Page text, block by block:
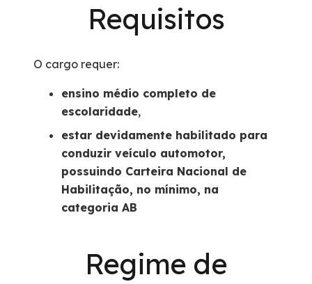
Requisitos
O cargo requer:
ensino médio completo de
escolaridade,
estar devidamente habilitado para
conduzir veículo automotor,
possuindo Carteira Nacional de
Habilitação, no mínimo, na
categoria AB
Regime de